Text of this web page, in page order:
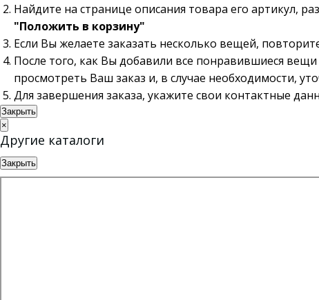
Найдите на странице описания товара его артикул,
"Положить в корзину"
Если Вы желаете заказать несколько вещей,
После того, как Вы добавили все понравившиеся
просмотреть Ваш заказ и, в случае необходимости,
Для завершения заказа, укажите свои контактные
Закрыть
×
Другие каталоги
Закрыть